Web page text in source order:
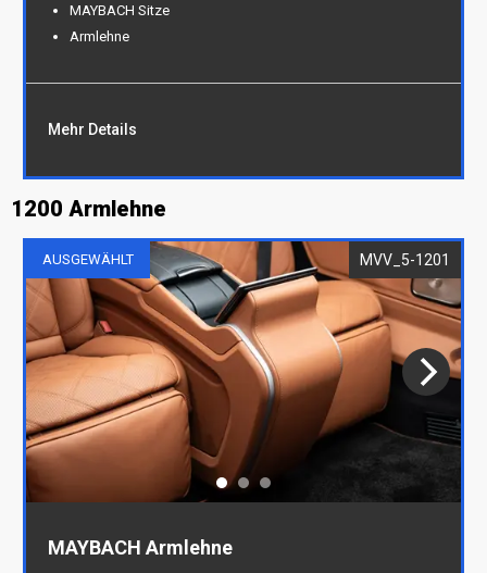
MAYBACH Sitze
Armlehne
Bezüge aus Leder
MAYBACH Sitze
Armlehne
Mehr Details
1200 Armlehne
AUSGEWÄHLT MVV_5-1201
MAYBACH Armlehne